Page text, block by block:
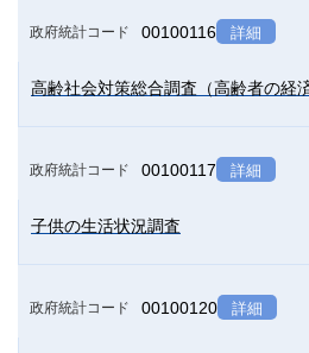
政府統計コード 00100116 詳細
高齢社会対策総合調査（高齢者の経
政府統計コード 00100117 詳細
子供の生活状況調査
政府統計コード 00100120 詳細